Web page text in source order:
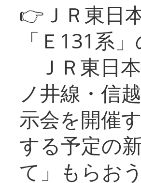
👉ＪＲ東日
「Ｅ131系
ＪＲ東日
ノ井線・信
示会を開催
する予定の
て」もらお